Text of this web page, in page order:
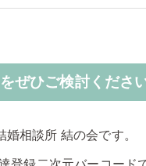
ぜひご検討くださ
婚相談所 結の会です。